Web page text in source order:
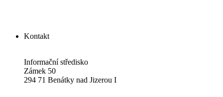
Kontakt
Informační středisko
Zámek 50
294 71 Benátky nad Jizerou I